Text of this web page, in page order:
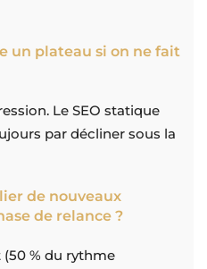
un plateau si on ne fait
Le SEO statique
par décliner sous la
de nouveaux
de relance ?
% du rythme